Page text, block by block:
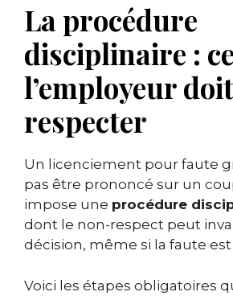
La procédure
disciplinaire :
l’employeur doit
respecter
Un licenciement pour faute
pas être prononcé sur un
impose une procédure
dont le non-respect peut
décision, même si la faute
Voici les étapes obligatoires